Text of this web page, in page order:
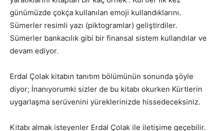
günümüzde çokça kullanılan emoji kullandıklarını.
Sümerler resimli yazı (piktogramlar) geliştirdiler.
Sümerler bankacılık gibi bir finansal sistem kullandılar ve
devam ediyor.
Erdal Çolak kitabın tanıtım bölümünün sonunda şöyle
diyor; İnanıyorumki sizler de bu kitabı okurken Kürtlerin
uygarlaşma serüvenini yüreklerinizde hissedeceksiniz.
Kitabı almak isteyenler Erdal Çolak ile iletişime geçebilir.